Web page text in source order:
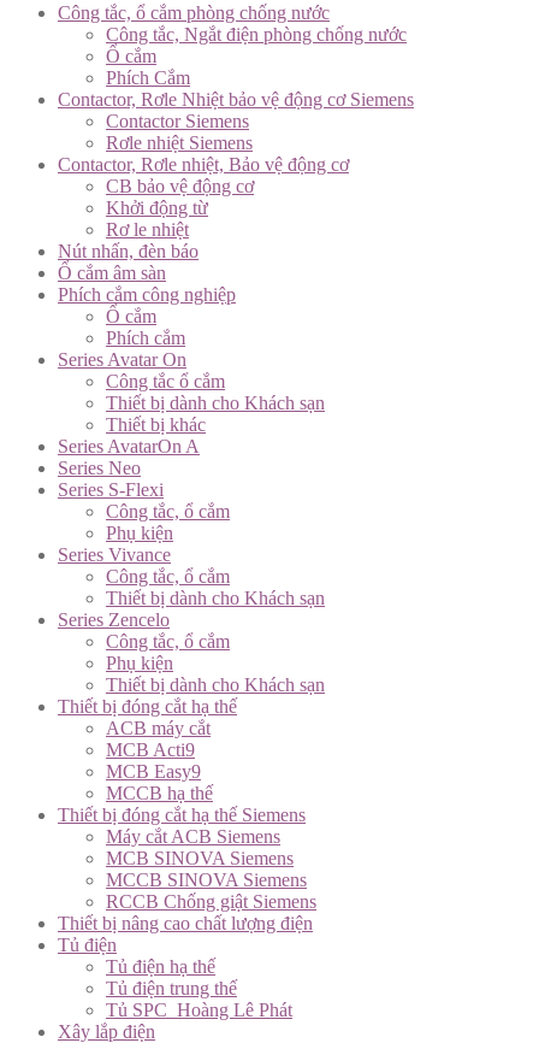
Công tắc, ổ cắm phòng chống nước
Công tắc, Ngắt điện phòng chống nước
Ổ cắm
Phích Cắm
Contactor, Rơle Nhiệt bảo vệ động cơ Siemens
Contactor Siemens
Rơle nhiệt Siemens
Contactor, Rơle nhiệt, Bảo vệ động cơ
CB bảo vệ động cơ
Khởi động từ
Rơ le nhiệt
Nút nhấn, đèn báo
Ổ cắm âm sàn
Phích cắm công nghiệp
Ổ cắm
Phích cắm
Series Avatar On
Công tắc ổ cắm
Thiết bị dành cho Khách sạn
Thiết bị khác
Series AvatarOn A
Series Neo
Series S-Flexi
Công tắc, ổ cắm
Phụ kiện
Series Vivance
Công tắc, ổ cắm
Thiết bị dành cho Khách sạn
Series Zencelo
Công tắc, ổ cắm
Phụ kiện
Thiết bị dành cho Khách sạn
Thiết bị đóng cắt hạ thế
ACB máy cắt
MCB Acti9
MCB Easy9
MCCB hạ thế
Thiết bị đóng cắt hạ thế Siemens
Máy cắt ACB Siemens
MCB SINOVA Siemens
MCCB SINOVA Siemens
RCCB Chống giật Siemens
Thiết bị nâng cao chất lượng điện
Tủ điện
Tủ điện hạ thế
Tủ điện trung thế
Tủ SPC_Hoàng Lê Phát
Xây lắp điện